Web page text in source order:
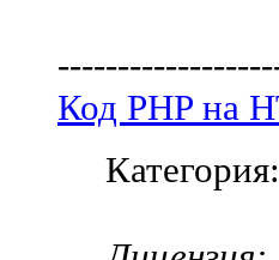
Код PHP на